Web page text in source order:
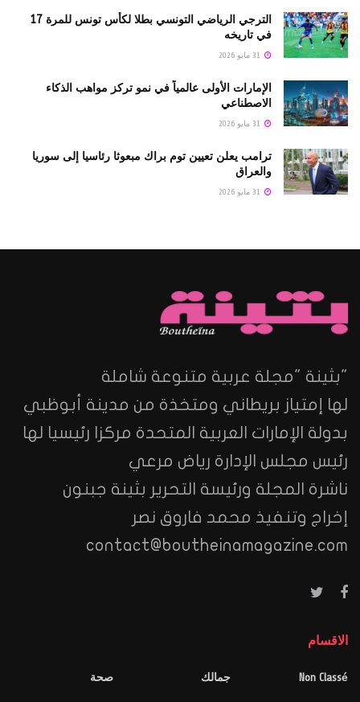
الترجي الرياضي التونسي بطلا لكأس تونس للمرة 17
في تاريخه
الإمارات الأولى عالمياً في نمو تركز مواهب الذكاء
الاصطناعي
ترامب يعلن تعيين توم براك مبعوثا رئاسيا إلى سوريا
والعراق
"بثينة "مجلة عربية متنوعة شاملة
لها إمتياز بريطاني ومتخذة من مدينة أبوظبي
بدولة الإمارات العربية المتحدة مركزا رئيسيا لها
رئيس مجلس الإدارة رياض مرعي
ناشرة المجلة ورئيسة التحرير بثينة جبنون
إخراج وتنفيذ محمد فاروق نصر
contact@boutheinamagazine.com
الاقسام
Non Classé
جمالك
صحة